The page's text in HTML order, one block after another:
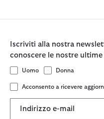
Iscriviti alla nostra
conoscere le nostre
Uomo Donna
Acconsento a ricevere
Indirizzo e-mail